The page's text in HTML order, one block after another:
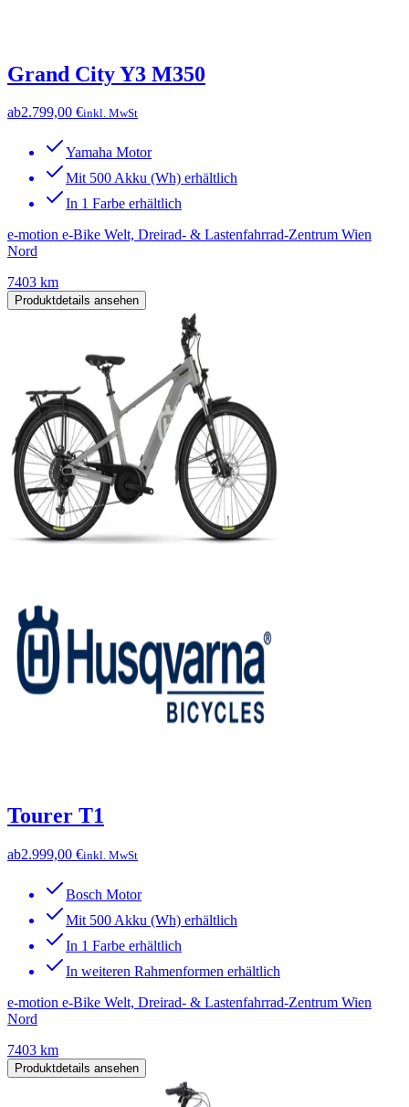
Grand City Y3 M350
ab2.799,00 €inkl. MwSt
Yamaha Motor
Mit 500 Akku (Wh) erhältlich
In 1 Farbe erhältlich
e-motion e-Bike Welt, Dreirad- & Lastenfahrrad-Zentrum Wien
Nord
7403 km
Produktdetails ansehen
Tourer T1
ab2.999,00 €inkl. MwSt
Bosch Motor
Mit 500 Akku (Wh) erhältlich
In 1 Farbe erhältlich
In weiteren Rahmenformen erhältlich
e-motion e-Bike Welt, Dreirad- & Lastenfahrrad-Zentrum Wien
Nord
7403 km
Produktdetails ansehen